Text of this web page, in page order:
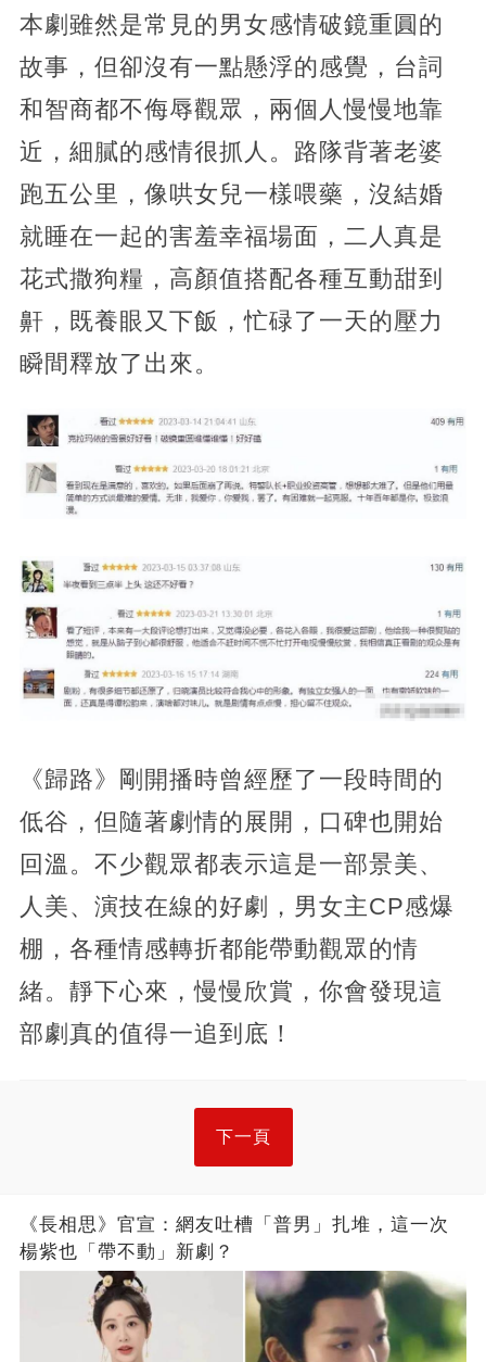
本劇雖然是常見的男女感情破鏡重圓的
故事，但卻沒有一點懸浮的感覺，台詞
和智商都不侮辱觀眾，兩個人慢慢地靠
近，細膩的感情很抓人。路隊背著老婆
跑五公里，像哄女兒一樣喂藥，沒結婚
就睡在一起的害羞幸福場面，二人真是
花式撒狗糧，高顏值搭配各種互動甜到
鼾，既養眼又下飯，忙碌了一天的壓力
瞬間釋放了出來。
《歸路》剛開播時曾經歷了一段時間的
低谷，但隨著劇情的展開，口碑也開始
回溫。不少觀眾都表示這是一部景美、
人美、演技在線的好劇，男女主CP感爆
棚，各種情感轉折都能帶動觀眾的情
緒。靜下心來，慢慢欣賞，你會發現這
部劇真的值得一追到底！
下一頁
《長相思》官宣：網友吐槽「普男」扎堆，這一次
楊紫也「帶不動」新劇？